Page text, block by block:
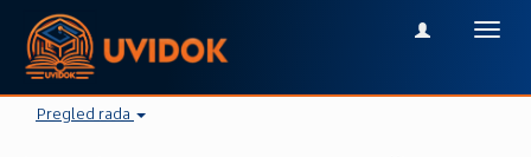
Pregled rada